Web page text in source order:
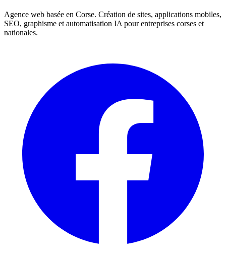
Agence web basée en Corse. Création de sites, applications mobiles,
SEO, graphisme et automatisation IA pour entreprises corses et
nationales.